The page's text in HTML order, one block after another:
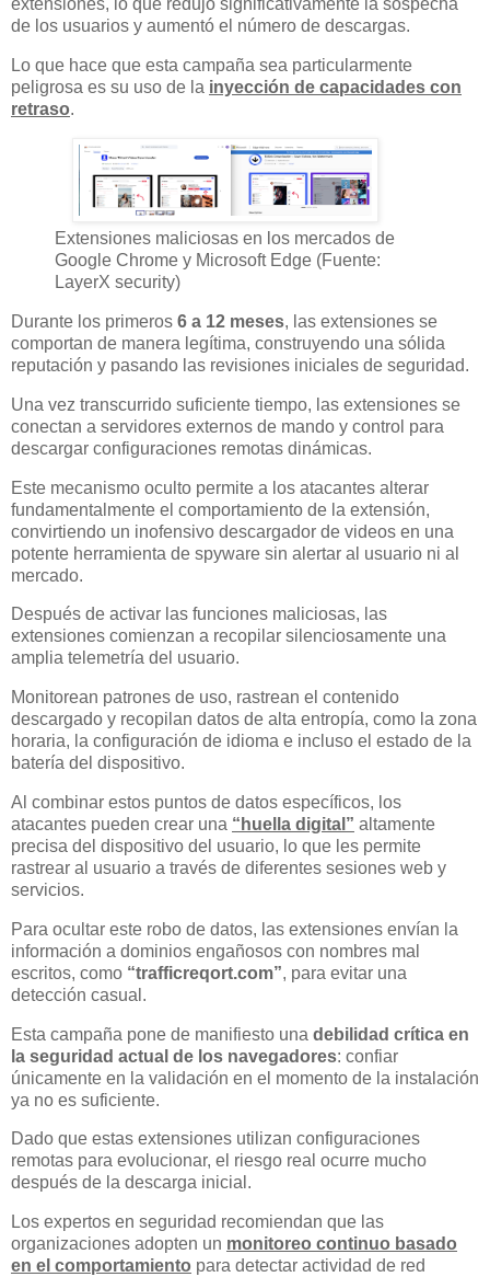
extensiones, lo que redujo significativamente la sospecha
de los usuarios y aumentó el número de descargas.
Lo que hace que esta campaña sea particularmente
peligrosa es su uso de la inyección de capacidades con
retraso.
Extensiones maliciosas en los mercados de
Google Chrome y Microsoft Edge (Fuente:
LayerX security)
Durante los primeros 6 a 12 meses, las extensiones se
comportan de manera legítima, construyendo una sólida
reputación y pasando las revisiones iniciales de seguridad.
Una vez transcurrido suficiente tiempo, las extensiones se
conectan a servidores externos de mando y control para
descargar configuraciones remotas dinámicas.
Este mecanismo oculto permite a los atacantes alterar
fundamentalmente el comportamiento de la extensión,
convirtiendo un inofensivo descargador de videos en una
potente herramienta de spyware sin alertar al usuario ni al
mercado.
Después de activar las funciones maliciosas, las
extensiones comienzan a recopilar silenciosamente una
amplia telemetría del usuario.
Monitorean patrones de uso, rastrean el contenido
descargado y recopilan datos de alta entropía, como la zona
horaria, la configuración de idioma e incluso el estado de la
batería del dispositivo.
Al combinar estos puntos de datos específicos, los
atacantes pueden crear una “huella digital” altamente
precisa del dispositivo del usuario, lo que les permite
rastrear al usuario a través de diferentes sesiones web y
servicios.
Para ocultar este robo de datos, las extensiones envían la
información a dominios engañosos con nombres mal
escritos, como “trafficreqort.com”, para evitar una
detección casual.
Esta campaña pone de manifiesto una debilidad crítica en
la seguridad actual de los navegadores: confiar
únicamente en la validación en el momento de la instalación
ya no es suficiente.
Dado que estas extensiones utilizan configuraciones
remotas para evolucionar, el riesgo real ocurre mucho
después de la descarga inicial.
Los expertos en seguridad recomiendan que las
organizaciones adopten un monitoreo continuo basado
en el comportamiento para detectar actividad de red